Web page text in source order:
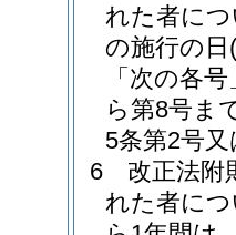
れた者に
の施行の日
「次の各
ら第8号ま
5条第2号
6
改正法附
れた者に